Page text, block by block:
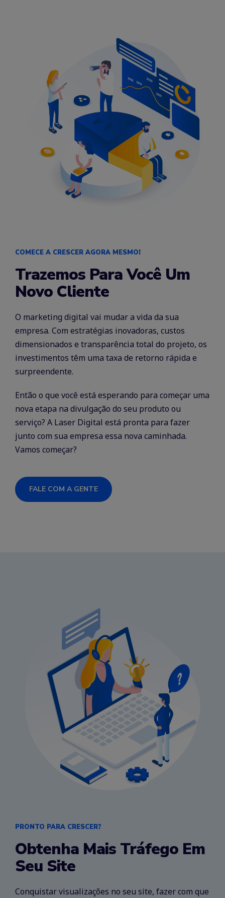
COMECE A CRESCER AGORA MESMO!
Trazemos Para Você Um
Novo Cliente
O marketing digital vai mudar a vida da sua
empresa. Com estratégias inovadoras, custos
dimensionados e transparência total do projeto, os
investimentos têm uma taxa de retorno rápida e
surpreendente.
Então o que você está esperando para começar uma
nova etapa na divulgação do seu produto ou
serviço? A Laser Digital está pronta para fazer
junto com sua empresa essa nova caminhada.
Vamos começar?
FALE COM A GENTE
PRONTO PARA CRESCER?
Obtenha Mais Tráfego Em
Seu Site
Conquistar visualizações no seu site, fazer com que